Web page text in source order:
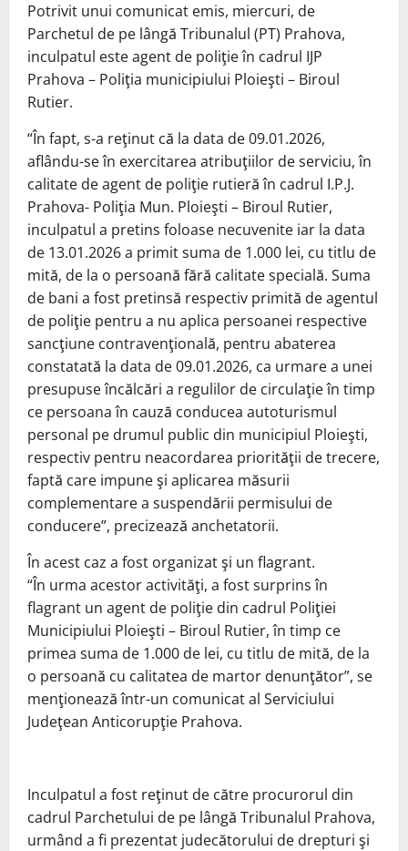
Potrivit unui comunicat emis, miercuri, de
Parchetul de pe lângă Tribunalul (PT) Prahova,
inculpatul este agent de poliţie în cadrul IJP
Prahova – Poliţia municipiului Ploieşti – Biroul
Rutier.
“În fapt, s-a reţinut că la data de 09.01.2026,
aflându-se în exercitarea atribuţiilor de serviciu, în
calitate de agent de poliţie rutieră în cadrul I.P.J.
Prahova- Poliţia Mun. Ploieşti – Biroul Rutier,
inculpatul a pretins foloase necuvenite iar la data
de 13.01.2026 a primit suma de 1.000 lei, cu titlu de
mită, de la o persoană fără calitate specială. Suma
de bani a fost pretinsă respectiv primită de agentul
de poliţie pentru a nu aplica persoanei respective
sancţiune contravenţională, pentru abaterea
constatată la data de 09.01.2026, ca urmare a unei
presupuse încălcări a regulilor de circulaţie în timp
ce persoana în cauză conducea autoturismul
personal pe drumul public din municipiul Ploieşti,
respectiv pentru neacordarea priorităţii de trecere,
faptă care impune şi aplicarea măsurii
complementare a suspendării permisului de
conducere”, precizează anchetatorii.
În acest caz a fost organizat şi un flagrant.
“În urma acestor activităţi, a fost surprins în
flagrant un agent de poliţie din cadrul Poliţiei
Municipiului Ploieşti – Biroul Rutier, în timp ce
primea suma de 1.000 de lei, cu titlu de mită, de la
o persoană cu calitatea de martor denunţător”, se
menţionează într-un comunicat al Serviciului
Judeţean Anticorupţie Prahova.
Inculpatul a fost reţinut de către procurorul din
cadrul Parchetului de pe lângă Tribunalul Prahova,
urmând a fi prezentat judecătorului de drepturi şi